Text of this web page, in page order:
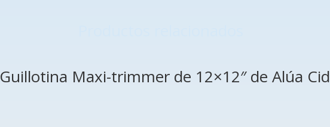
Guillotina Maxi-trimmer de 12×12″ de Alúa Cid